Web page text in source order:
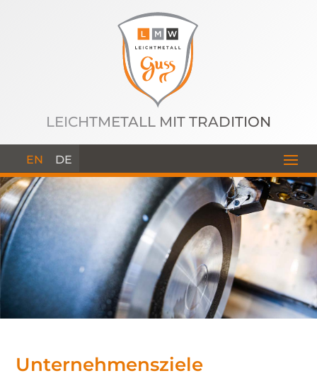
LEICHTMETALL MIT TRADITION
EN DE
Unternehmensziele